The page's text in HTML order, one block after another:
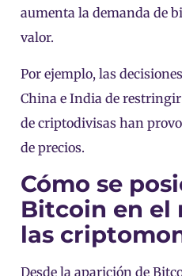
aumenta la demanda de
valor.
Por ejemplo, las
China e India de
de criptodivisas han
de precios.
Cómo se
Bitcoin en el
las
Desde la aparición de